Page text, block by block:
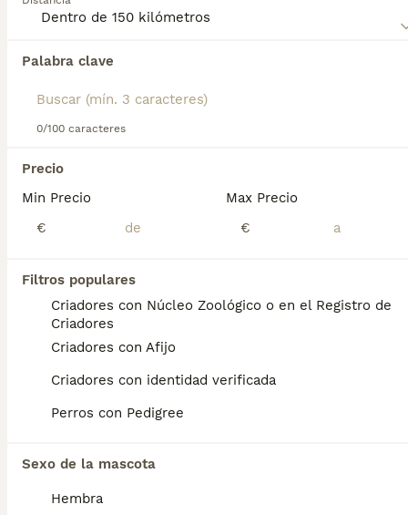
Palabra clave
0/100 caracteres
Precio
Min Precio
€
Max Precio
€
Filtros populares
Criadores con Núcleo Zoológico o en el Registro de
Criadores
Criadores con Afijo
Criadores con identidad verificada
Perros con Pedigree
Sexo de la mascota
Hembra
Encontramos 0 Pastor Belga Tervueren
Barcelona.
Si deseas exactamente esta búsqueda guarda tu
¿Cómo es el temperamento
del pastor belga tervueren?
Personalidad. El tervueren es un compañero
familia. Como sucede con todas las razas
porque podría empezar a protegerte en